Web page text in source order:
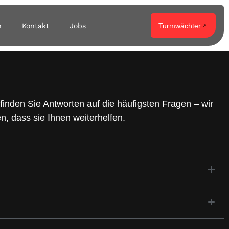
Kontakt Jobs Turmwächter
Sie Antworten auf die häufigsten Fragen – wir
dass sie Ihnen weiterhelfen.